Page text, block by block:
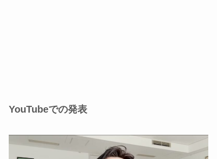
YouTubeでの発表